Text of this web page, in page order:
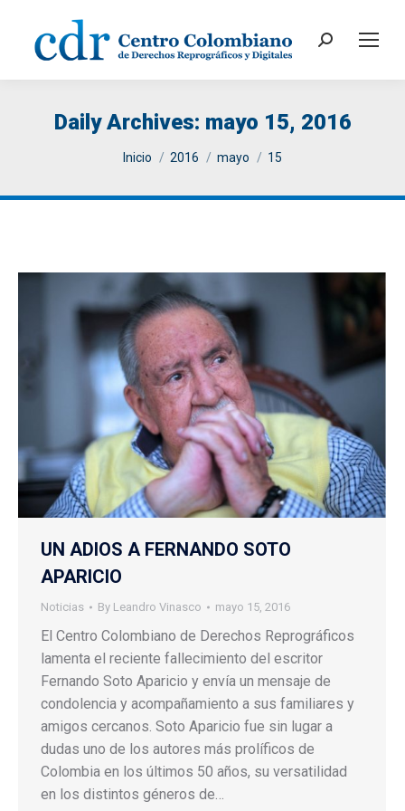
Search:
Daily Archives: mayo 15, 2016
You are here:
Inicio 2016 mayo 15
UN ADIOS A FERNANDO SOTO
APARICIO
Noticias By Leandro Vinasco mayo 15, 2016
El Centro Colombiano de Derechos Reprográficos
lamenta el reciente fallecimiento del escritor
Fernando Soto Aparicio y envía un mensaje de
condolencia y acompañamiento a sus familiares y
amigos cercanos. Soto Aparicio fue sin lugar a
dudas uno de los autores más prolíficos de
Colombia en los últimos 50 años, su versatilidad
en los distintos géneros de…